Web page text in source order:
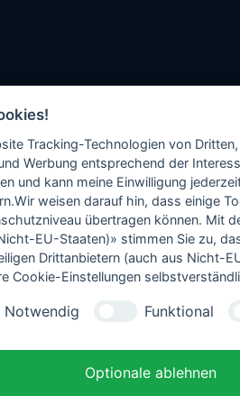
Tracking-Technologien von
Werbung entsprechend der
und kann meine Einwilligung
weisen darauf hin, dass einige
übertragen können. Mit
EU-Staaten)» stimmen Sie zu,
Drittanbietern (auch aus Nicht-
Cookie-Einstellungen
Notwendig Funktional
Optionale ablehnen